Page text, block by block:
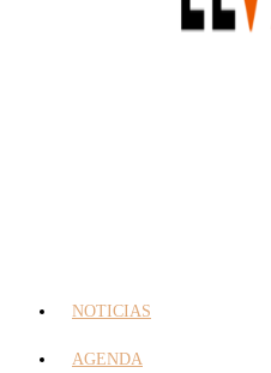
NOTICIAS
AGENDA